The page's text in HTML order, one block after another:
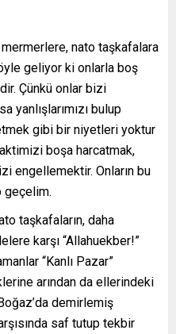
nato taşkafalara
geliyor ki onlarla boş
Çünkü onlar bizi
yanlışlarımızı bulup
gibi bir niyetleri yoktur
boşa harcatmak,
engellemektir. Onların bu
geçelim.
taşkafaların, daha
karşı “Allahuekber!”
“Kanlı Pazar”
arından da ellerindeki
demirlemiş
saf tutup tekbir